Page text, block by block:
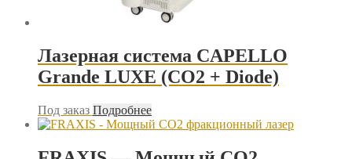
Лазерная система CAPELLO
Grande LUXE (CO2 + Diode)
Под заказ Подробнее